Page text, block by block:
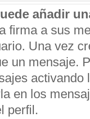
añadir
firma a sus
Una vez
un mensaje.
en los
perfil.